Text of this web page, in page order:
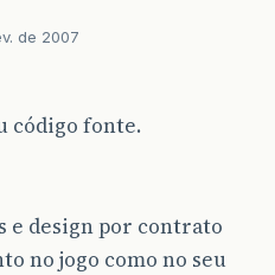
de 2007
código fonte.
e design por contrato
no jogo como no seu